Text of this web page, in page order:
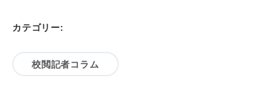
カテゴリー:
校閲記者コラム